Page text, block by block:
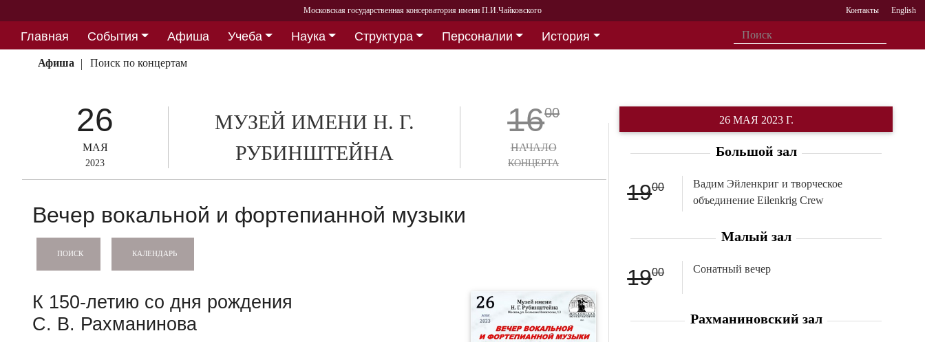
Московская государственная консерватория имени П.И.Чайковского Контакты English
Главная События Афиша Учеба Наука Структура Персоналии
История
Партнерство
Афиша Поиск по концертам
26
МАЯ
2023
МУЗЕЙ ИМЕНИ Н. Г.
РУБИНШТЕЙНА
1600
НАЧАЛО
КОНЦЕРТА
Вечер вокальной и фортепианной музыки
ПОИСК КАЛЕНДАРЬ
К 150-летию со дня рождения
С. В. Рахманинова
26 МАЯ 2023 Г.
Большой зал
1900
Вадим Эйленкриг и творческое
объединение Eilenkrig Crew
Малый зал
1900 Сонатный вечер
Рахманиновский зал